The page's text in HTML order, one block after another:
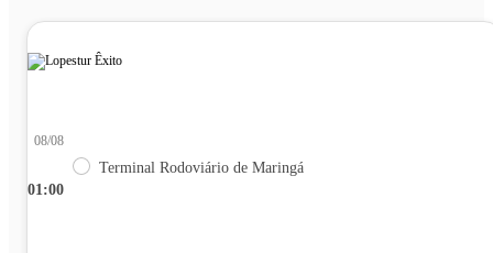
01:00
08/08
Terminal Rodoviário de Maringá